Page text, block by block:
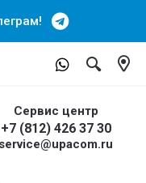
Сервис центр
+7 (812) 426 37 30
service@upacom.ru